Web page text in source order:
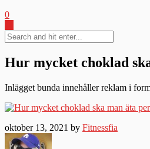
0
Hur mycket choklad
Inlägget bunda innehåller reklam i
oktober 13, 2021 by Fitnessfia